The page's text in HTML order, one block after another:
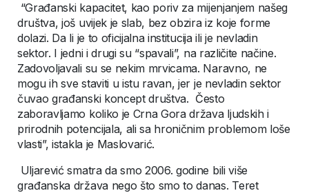
“Građanski kapacitet, kao poriv za mijenjanjem našeg
društva, još uvijek je slab, bez obzira iz koje forme
dolazi. Da li je to oficijalna institucija ili je nevladin
sektor. I jedni i drugi su “spavali”, na različite načine.
Zadovoljavali su se nekim mrvicama. Naravno, ne
mogu ih sve staviti u istu ravan, jer je nevladin sektor
čuvao građanski koncept društva. Često
zaboravljamo koliko je Crna Gora država ljudskih i
prirodnih potencijala, ali sa hroničnim problemom loše
vlasti”, istakla je Maslovarić.
Uljarević smatra da smo 2006. godine bili više
građanska država nego što smo to danas. Teret